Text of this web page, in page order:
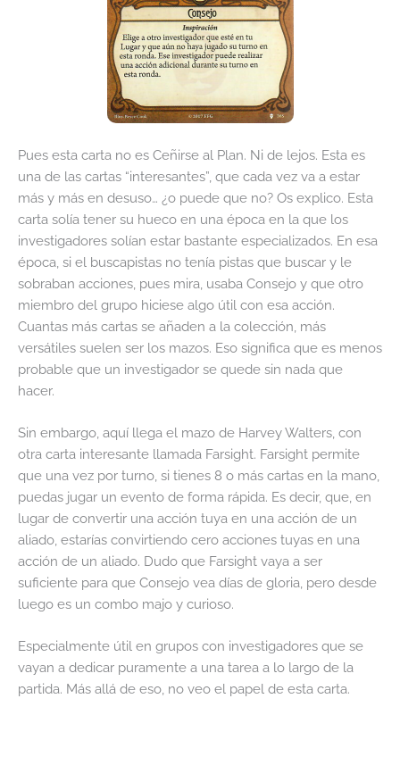
Pues esta carta no es Ceñirse al Plan. Ni de lejos. Esta es
una de las cartas “interesantes”, que cada vez va a estar
más y más en desuso… ¿o puede que no? Os explico. Esta
carta solía tener su hueco en una época en la que los
investigadores solían estar bastante especializados. En esa
época, si el buscapistas no tenía pistas que buscar y le
sobraban acciones, pues mira, usaba Consejo y que otro
miembro del grupo hiciese algo útil con esa acción.
Cuantas más cartas se añaden a la colección, más
versátiles suelen ser los mazos. Eso significa que es menos
probable que un investigador se quede sin nada que
hacer.
Sin embargo, aquí llega el mazo de Harvey Walters, con
otra carta interesante llamada Farsight. Farsight permite
que una vez por turno, si tienes 8 o más cartas en la mano,
puedas jugar un evento de forma rápida. Es decir, que, en
lugar de convertir una acción tuya en una acción de un
aliado, estarías convirtiendo cero acciones tuyas en una
acción de un aliado. Dudo que Farsight vaya a ser
suficiente para que Consejo vea días de gloria, pero desde
luego es un combo majo y curioso.
Especialmente útil en grupos con investigadores que se
vayan a dedicar puramente a una tarea a lo largo de la
partida. Más allá de eso, no veo el papel de esta carta.